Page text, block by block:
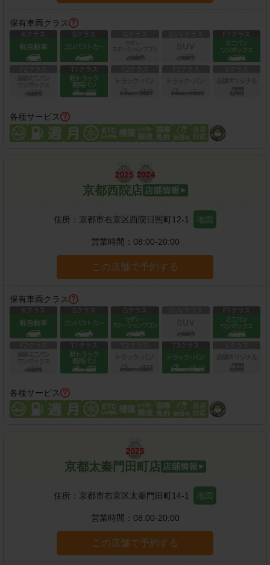
保有車両クラス
各種サービス
京都西院店
住所： 京都市右京区西院日照町12-1 地図
営業時間： 08:00-20:00
この店舗で予約する
保有車両クラス
各種サービス
京都太秦門田町店
住所： 京都市右京区太秦門田町14-1 地図
営業時間： 08:00-20:00
この店舗で予約する